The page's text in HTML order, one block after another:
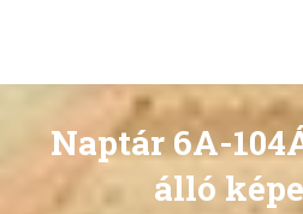
Naptár 6A-
álló